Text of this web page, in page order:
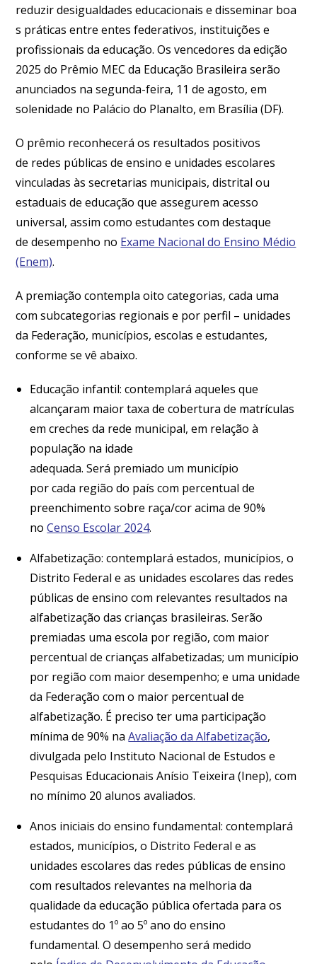
reduzir desigualdades educacionais e disseminar boa
s práticas entre entes federativos, instituições e
profissionais da educação. Os vencedores da edição
2025 do Prêmio MEC da Educação Brasileira serão
anunciados na segunda-feira, 11 de agosto, em
solenidade no Palácio do Planalto, em Brasília (DF).
O prêmio reconhecerá os resultados positivos
de redes públicas de ensino e unidades escolares
vinculadas às secretarias municipais, distrital ou
estaduais de educação que assegurem acesso
universal, assim como estudantes com destaque
de desempenho no Exame Nacional do Ensino Médio
(Enem).
A premiação contempla oito categorias, cada uma
com subcategorias regionais e por perfil – unidades
da Federação, municípios, escolas e estudantes,
conforme se vê abaixo.
Educação infantil: contemplará aqueles que
alcançaram maior taxa de cobertura de matrículas
em creches da rede municipal, em relação à
população na idade
adequada. Será premiado um município
por cada região do país com percentual de
preenchimento sobre raça/cor acima de 90%
noCenso Escolar 2024.
Alfabetização: contemplará estados, municípios, o
Distrito Federal e as unidades escolares das redes
públicas de ensino com relevantes resultados na
alfabetização das crianças brasileiras. Serão
premiadas uma escola por região, com maior
percentual de crianças alfabetizadas; um município
por região com maior desempenho; e uma unidade
da Federação com o maior percentual de
alfabetização. É preciso ter uma participação
mínima de 90% naAvaliação da Alfabetização,
divulgada pelo Instituto Nacional de Estudos e
Pesquisas Educacionais Anísio Teixeira (Inep), com
no mínimo 20 alunos avaliados.
Anos iniciais do ensino fundamental: contemplará
estados, municípios, o Distrito Federal e as
unidades escolares das redes públicas de ensino
com resultados relevantes na melhoria da
qualidade da educação pública ofertada para os
estudantes do 1º ao 5º ano do ensino
fundamental. O desempenho será medido